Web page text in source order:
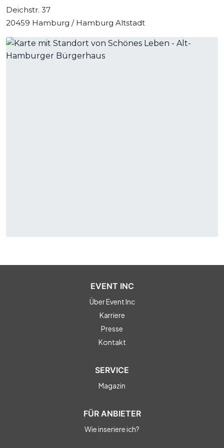
Deichstr. 37
20459 Hamburg / Hamburg Altstadt
EVENT INC
Über Event Inc
Karriere
Presse
Kontakt
SERVICE
Magazin
FÜR ANBIETER
Wie inseriere ich?